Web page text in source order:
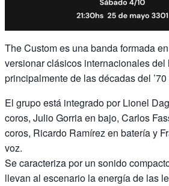
The Custom es una banda formada
versionar clásicos internacionales del
principalmente de las décadas del ’70
El grupo está integrado por Lionel
coros, Julio Gorria en bajo, Carlos
coros, Ricardo Ramírez en batería y
voz.
Se caracteriza por un sonido
llevan al escenario la energía de las